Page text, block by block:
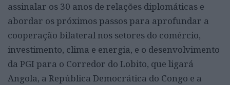
assinalar os 30 anos de relações diplomáticas e
abordar os próximos passos para aprofundar a
cooperação bilateral nos setores do comércio,
investimento, clima e energia, e o desenvolvimento
da PGI para o Corredor do Lobito, que ligará
Angola, a República Democrática do Congo e a